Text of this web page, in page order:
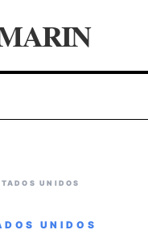
UNIDOS
UNIDOS